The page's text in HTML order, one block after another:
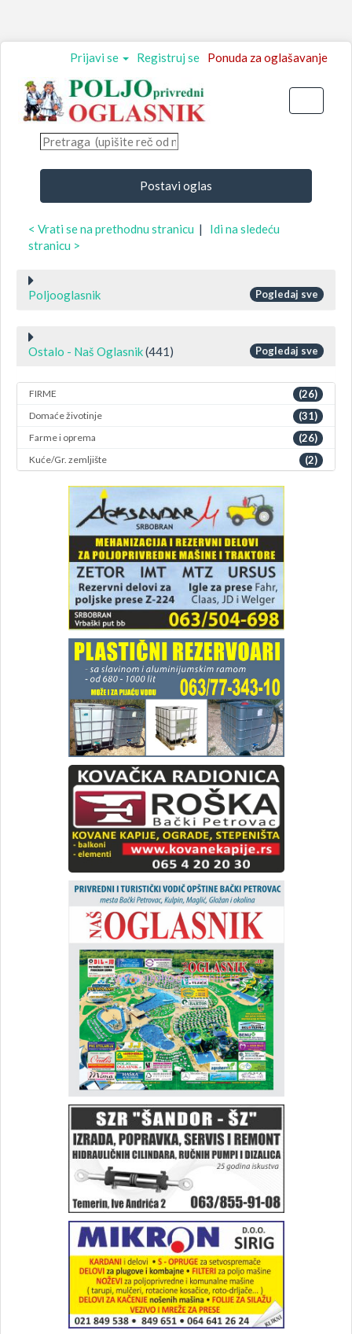
Ponuda za oglašavanje
Registruj se
Prijavi se
Postavi oglas
< Vrati se na prethodnu stranicu | Idi na sledeću
stranicu >
Poljooglasnik Pogledaj sve
Ostalo - Naš Oglasnik(441) Pogledaj sve
FIRME (26)
Domaće životinje (31)
Farme i oprema (26)
Kuće/Gr. zemljište (2)